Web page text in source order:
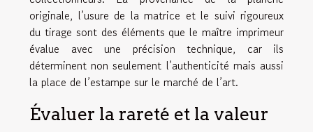
originale, l’usure de la matrice et le suivi rigoureux
du tirage sont des éléments que le maître imprimeur
évalue avec une précision technique, car ils
déterminent non seulement l’authenticité mais aussi
la place de l’estampe sur le marché de l’art.
Évaluer la rareté et la valeur